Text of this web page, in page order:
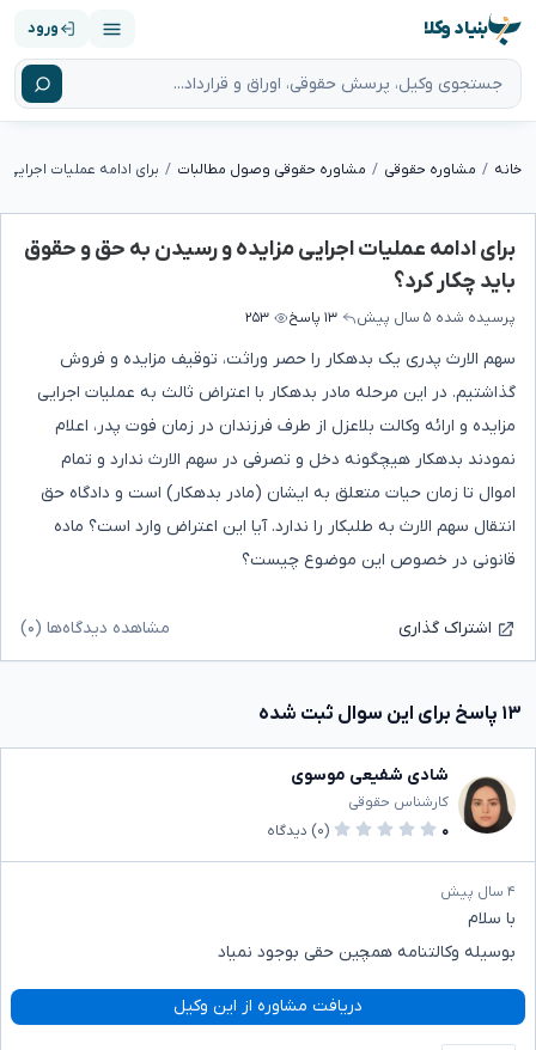
بنیاد وکلا ورود
خانه مشاوره حقوقی مشاوره حقوقی وصول مطالبات
برای ادامه عملیات اجرایی مزایده و رسیدن به حق و حقوق
باید چکار کرد؟
پرسیده شده ۵ سال پیش ۱۳ پاسخ ۲۵۳
سهم الارث پدری یک بدهکار را حصر وراثت، توقیف مزایده و فروش
گذاشتیم. در این مرحله مادر بدهکار با اعتراض ثالث به عملیات اجرایی
مزایده و ارائه وکالت بلاعزل از طرف فرزندان در زمان فوت پدر، اعلام
نمودند بدهکار هیچگونه دخل و تصرفی در سهم الارث ندارد و تمام
اموال تا زمان حیات متعلق به ایشان (مادر بدهکار) است و دادگاه حق
انتقال سهم الارث به طلبکار را ندارد. آیا این اعتراض وارد است؟ ماده
قانونی در خصوص این موضوع چیست؟
اشتراک گذاری مشاهده دیدگاه‌ها (۰)
۱۳ پاسخ برای این سوال ثبت شده
شادی شفیعی موسوی
کارشناس حقوقی
۰
(۰) دیدگاه
۴ سال پیش
با سلام
بوسیله وکالتنامه همچین حقی بوجود نمیاد
دریافت مشاوره از این وکیل